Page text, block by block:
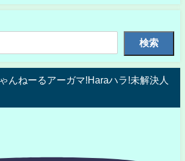
検索
んねーるアーガマ!Haraハラ!未解決人